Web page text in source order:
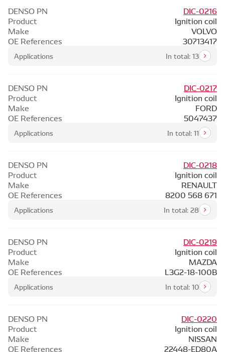
DENSO PN
DIC-0216
Product
Ignition coil
Make
VOLVO
Applications In total: 13
OE References 30713417
DENSO PN
DIC-0217
Product
Ignition coil
Make
FORD
Applications In total: 11
OE References 5047437
DENSO PN
DIC-0218
Product
Ignition coil
Make
RENAULT
Applications In total: 28
OE References 8200 568 671
DENSO PN
DIC-0219
Product
Ignition coil
Make
MAZDA
Applications In total: 10
OE References L3G2-18-100B
DENSO PN
DIC-0220
Product
Ignition coil
Make
NISSAN
OE References
22448-ED80A